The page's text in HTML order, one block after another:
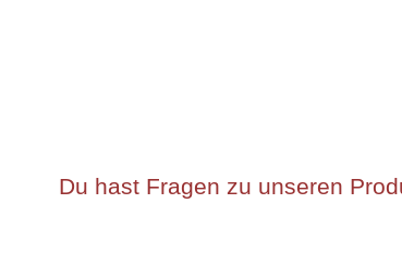
Du hast Fragen zu unseren